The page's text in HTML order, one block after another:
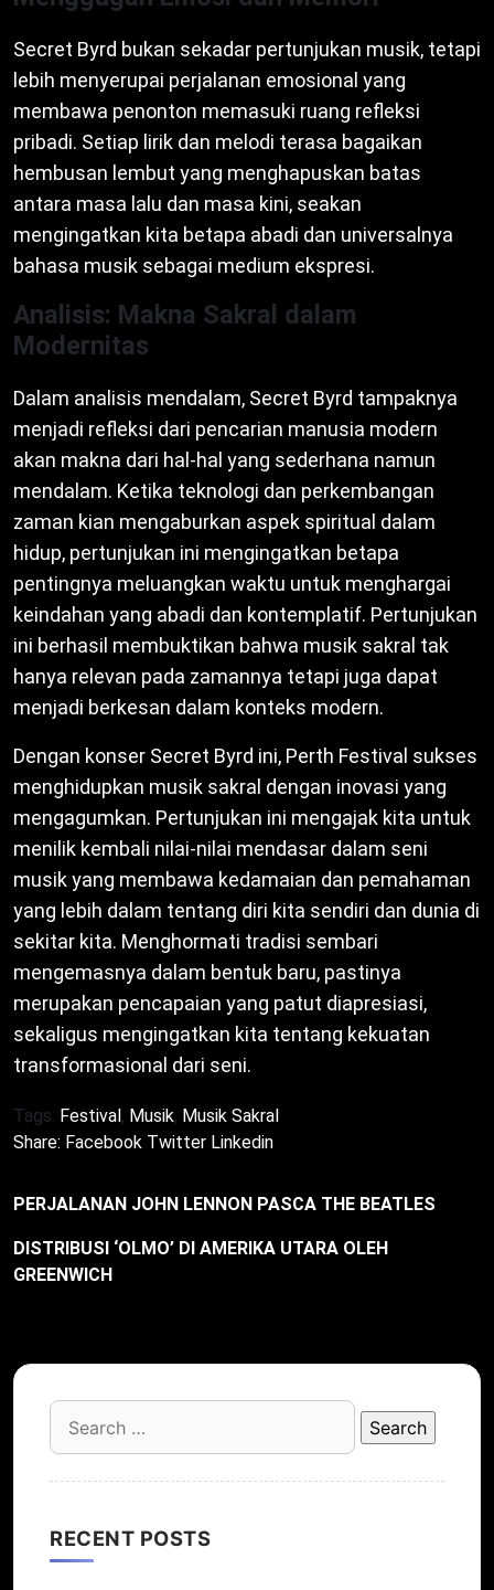
Secret Byrd bukan sekadar pertunjukan musik, tetapi
lebih menyerupai perjalanan emosional yang
membawa penonton memasuki ruang refleksi
pribadi. Setiap lirik dan melodi terasa bagaikan
hembusan lembut yang menghapuskan batas
antara masa lalu dan masa kini, seakan
mengingatkan kita betapa abadi dan universalnya
bahasa musik sebagai medium ekspresi.
Analisis: Makna Sakral dalam
Modernitas
Dalam analisis mendalam, Secret Byrd tampaknya
menjadi refleksi dari pencarian manusia modern
akan makna dari hal-hal yang sederhana namun
mendalam. Ketika teknologi dan perkembangan
zaman kian mengaburkan aspek spiritual dalam
hidup, pertunjukan ini mengingatkan betapa
pentingnya meluangkan waktu untuk menghargai
keindahan yang abadi dan kontemplatif. Pertunjukan
ini berhasil membuktikan bahwa musik sakral tak
hanya relevan pada zamannya tetapi juga dapat
menjadi berkesan dalam konteks modern.
Dengan konser Secret Byrd ini, Perth Festival sukses
menghidupkan musik sakral dengan inovasi yang
mengagumkan. Pertunjukan ini mengajak kita untuk
menilik kembali nilai-nilai mendasar dalam seni
musik yang membawa kedamaian dan pemahaman
yang lebih dalam tentang diri kita sendiri dan dunia di
sekitar kita. Menghormati tradisi sembari
mengemasnya dalam bentuk baru, pastinya
merupakan pencapaian yang patut diapresiasi,
sekaligus mengingatkan kita tentang kekuatan
transformasional dari seni.
Tags: Festival , Musik, Musik Sakral
Share: Facebook Twitter Linkedin
PERJALANAN JOHN LENNON PASCA THE BEATLES
DISTRIBUSI ‘OLMO’ DI AMERIKA UTARA OLEH
GREENWICH
Search
for:
RECENT POSTS